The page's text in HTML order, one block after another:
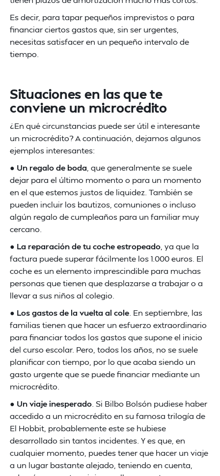
Es decir, para tapar pequeños imprevistos o para
financiar ciertos gastos que, sin ser urgentes,
necesitas satisfacer en un pequeño intervalo de
tiempo.
Situaciones en las que te
conviene un microcrédito
¿En qué circunstancias puede ser útil e interesante
un microcrédito? A continuación, dejamos algunos
ejemplos interesantes:
● Un regalo de boda , que generalmente se suele
dejar para el último momento o para un momento
en el que estemos justos de liquidez. También se
pueden incluir los bautizos, comuniones o incluso
algún regalo de cumpleaños para un familiar muy
cercano.
● La reparación de tu coche estropeado , ya que la
factura puede superar fácilmente los 1.000 euros. El
coche es un elemento imprescindible para muchas
personas que tienen que desplazarse a trabajar o a
llevar a sus niños al colegio.
● Los gastos de la vuelta al cole . En septiembre, las
familias tienen que hacer un esfuerzo extraordinario
para financiar todos los gastos que supone el inicio
del curso escolar. Pero, todos los años, no se suele
planificar con tiempo, por lo que acaba siendo un
gasto urgente que se puede financiar mediante un
microcrédito.
● Un viaje inesperado . Si Bilbo Bolsón pudiese haber
accedido a un microcrédito en su famosa trilogía de
El Hobbit, probablemente este se hubiese
desarrollado sin tantos incidentes. Y es que, en
cualquier momento, puedes tener que hacer un viaje
a un lugar bastante alejado, teniendo en cuenta,